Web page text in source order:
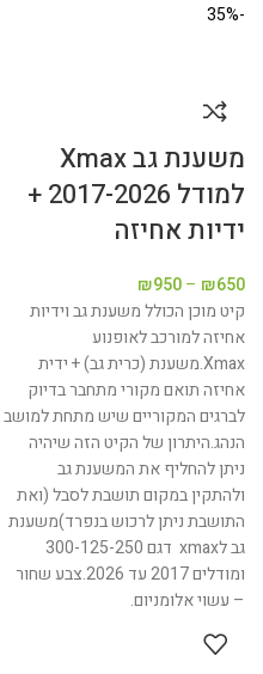
-35%
משענת גב Xmax
למודל 2017-2026 +
ידיות אחיזה
₪650
–
₪950
קיט מוכן הכולל משענת גב וידיות
אחיזה למורכב לאופנוע
Xmax.משענת (כרית גב) + ידית
אחיזה תואם מקורי מתחבר בדיוק
לברגים המקוריים שיש מתחת למושב
הנהג.היתרון של הקיט הזה שיהיה
ניתן להחליף את המשענת גב
ולהתקין במקום תושבת לסבל (ואת
התושבת ניתן לרכוש בנפרד)משענת
גב לxmax דגם 300-125-250
ומודלים 2017 עד 2026.צבע שחור
– עשוי אלומניום.